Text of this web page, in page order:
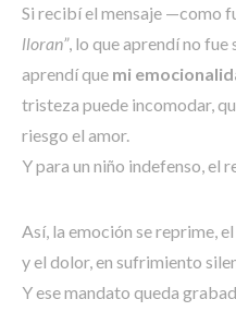
Si recibí el mensaje —como
lloran”, lo que aprendí no
aprendí que mi
tristeza puede incomodar,
riesgo el amor.
Y para un niño indefenso, el
Así, la emoción se reprime,
y el dolor, en sufrimiento
Y ese mandato queda